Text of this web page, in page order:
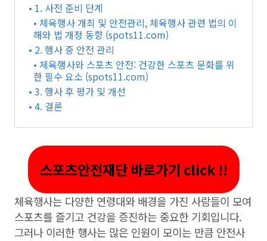
• 1. 사전 준비 단계
• 체육행사 개최 및 안전관리, 체육행사 관련 법의 이
해와 법 개정 동향 (spots11.com)
• 2. 행사 중 안전 관리
• 체육행사와 스포츠 안전: 건강한 스포츠 문화를 위
한 필수 요소 (spots11.com)
• 3. 행사 후 평가 및 개선
• 4. 결론
스포츠안전재단 바로가기 click !!
체육행사는 다양한 연령대와 배경을 가진 사람들이 모여
스포츠를 즐기고 건강을 증진하는 중요한 기회입니다.
그러나 이러한 행사는 많은 인원이 모이는 만큼 안전사